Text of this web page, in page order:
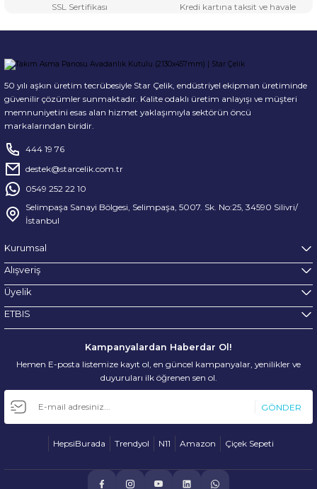
SSL Sertifikası
Kredi kartına taksit ve havale
50 yılı aşkın üretim tecrübesiyle Star Çelik, endüstriyel ekipman üretiminde
güvenilir çözümler sunmaktadır. Kalite odaklı üretim anlayışı ve müşteri
memnuniyetini esas alan hizmet yaklaşımıyla sektörün öncü
markalarından biridir.
444 19 76
destek@starcelik.com.tr
0549 252 22 10
Selimpaşa Sanayi Bölgesi, Selimpaşa, 5007. Sk. No:25, 34590 Silivri/
İstanbul
Kurumsal
Alışveriş
Üyelik
ETBIS
Kampanyalardan Haberdar Ol!
Hemen E-posta listemize kayıt ol, en güncel kampanyalar, yenilikler ve
duyuruları ilk öğrenen sen ol.
GÖNDER
HepsiBurada Trendyol N11 Amazon Çiçek Sepeti